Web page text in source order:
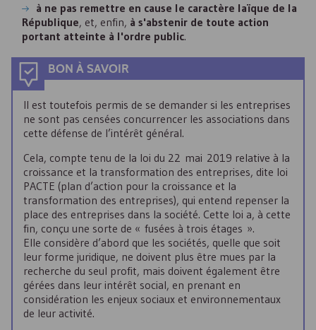
à ne pas remettre en cause le caractère laïque de la
République, et, enfin, à s'abstenir de toute action
portant atteinte à l'ordre public.
BON À SAVOIR
Il est toutefois permis de se demander si les entreprises
ne sont pas censées concurrencer les associations dans
cette défense de l’intérêt général.
Cela, compte tenu de la loi du 22 mai 2019 relative à la
croissance et la transformation des entreprises, dite loi
PACTE (plan d’action pour la croissance et la
transformation des entreprises), qui entend repenser la
place des entreprises dans la société. Cette loi a, à cette
fin, conçu une sorte de « fusées à trois étages ».
Elle considère d’abord que les sociétés, quelle que soit
leur forme juridique, ne doivent plus être mues par la
recherche du seul profit, mais doivent également être
gérées dans leur intérêt social, en prenant en
considération les enjeux sociaux et environnementaux
de leur activité.